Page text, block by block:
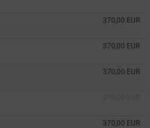
370,00 EUR
370,00 EUR
370,00 EUR
370,00 EUR